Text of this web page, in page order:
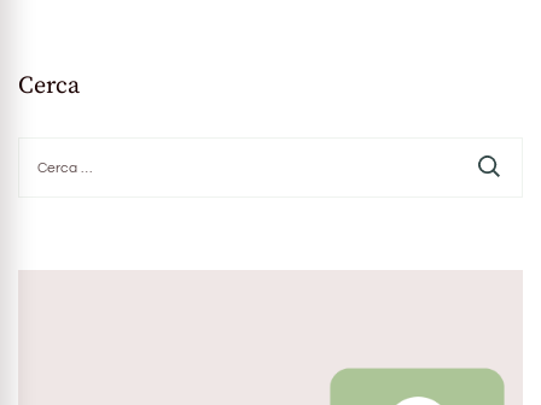
Cerca
per: